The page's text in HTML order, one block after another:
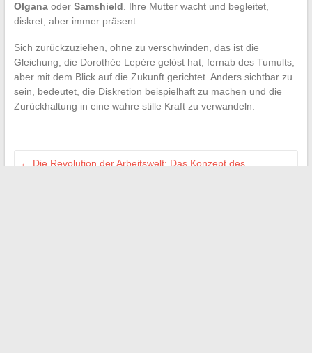
Olganaoder Samshield . Ihre Mutter wacht und begleitet,
diskret, aber immer präsent.
Sich zurückzuziehen, ohne zu verschwinden, das ist die
Gleichung, die Dorothée Lepère gelöst hat, fernab des Tumults,
aber mit dem Blick auf die Zukunft gerichtet. Anders sichtbar zu
sein, bedeutet, die Diskretion beispielhaft zu machen und die
Zurückhaltung in eine wahre stille Kraft zu verwandeln.
← Die Revolution der Arbeitswelt: Das Konzept des